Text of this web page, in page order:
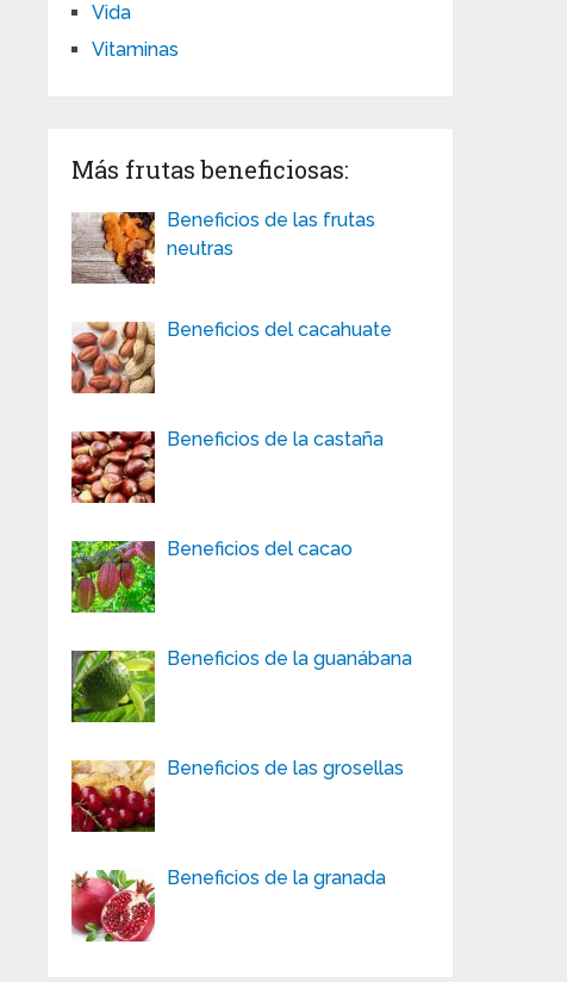
Vida
Vitaminas
Más frutas beneficiosas:
Beneficios de las frutas
neutras
Beneficios del cacahuate
Beneficios de la castaña
Beneficios del cacao
Beneficios de la guanábana
Beneficios de las grosellas
Beneficios de la granada